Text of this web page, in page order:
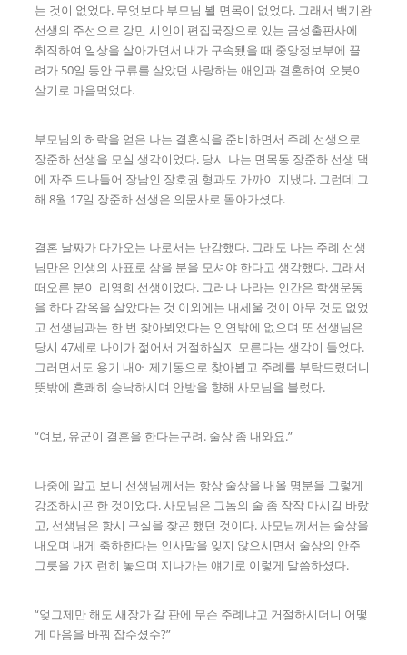
는 것이 없었다. 무엇보다 부모님 뵐 면목이 없었다. 그래서 백기완
선생의 주선으로 강민 시인이 편집국장으로 있는 금성출판사에
취직하여 일상을 살아가면서 내가 구속됐을 때 중앙정보부에 끌
려가 50일 동안 구류를 살았던 사랑하는 애인과 결혼하여 오붓이
살기로 마음먹었다.
부모님의 허락을 얻은 나는 결혼식을 준비하면서 주례 선생으로
장준하 선생을 모실 생각이었다. 당시 나는 면목동 장준하 선생 댁
에 자주 드나들어 장남인 장호권 형과도 가까이 지냈다. 그런데 그
해 8월 17일 장준하 선생은 의문사로 돌아가셨다.
결혼 날짜가 다가오는 나로서는 난감했다. 그래도 나는 주례 선생
님만은 인생의 사표로 삼을 분을 모셔야 한다고 생각했다. 그래서
떠오른 분이 리영희 선생이었다. 그러나 나라는 인간은 학생운동
을 하다 감옥을 살았다는 것 이외에는 내세울 것이 아무 것도 없었
고 선생님과는 한 번 찾아뵈었다는 인연밖에 없으며 또 선생님은
당시 47세로 나이가 젊어서 거절하실지 모른다는 생각이 들었다.
그러면서도 용기 내어 제기동으로 찾아뵙고 주례를 부탁드렸더니
뜻밖에 흔쾌히 승낙하시며 안방을 향해 사모님을 불렀다.
“여보, 유군이 결혼을 한다는구려. 술상 좀 내와요.”
나중에 알고 보니 선생님께서는 항상 술상을 내올 명분을 그렇게
강조하시곤 한 것이었다. 사모님은 그놈의 술 좀 작작 마시길 바랐
고, 선생님은 항시 구실을 찾곤 했던 것이다. 사모님께서는 술상을
내오며 내게 축하한다는 인사말을 잊지 않으시면서 술상의 안주
그릇을 가지런히 놓으며 지나가는 얘기로 이렇게 말씀하셨다.
“엊그제만 해도 새장가 갈 판에 무슨 주례냐고 거절하시더니 어떻
게 마음을 바꿔 잡수셨수?”